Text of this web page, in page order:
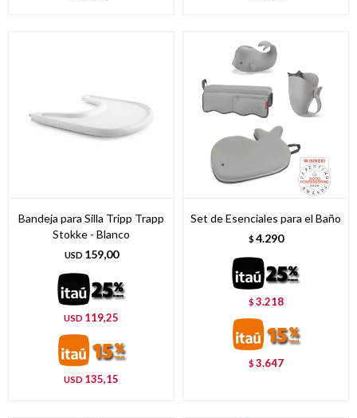
Bandeja para Silla Tripp Trapp
Stokke - Blanco
USD 159,00
USD 119,25
USD 135,15
Set de Esenciales para el Baño
$ 4.290
$3.218
$3.647